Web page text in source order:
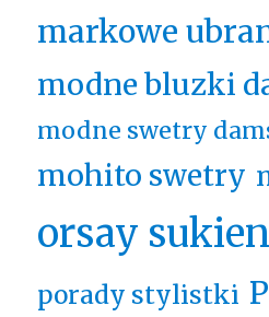
markowe
modne bluzki
modne swetry
mohito swetry
orsay
porady stylistki